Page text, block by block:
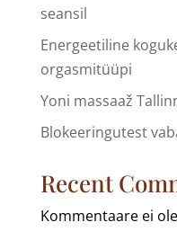
seansil
Energeetiline
orgasmitüüpi
Yoni massaaž
Blokeeringutest
Recent
Kommentaare ei